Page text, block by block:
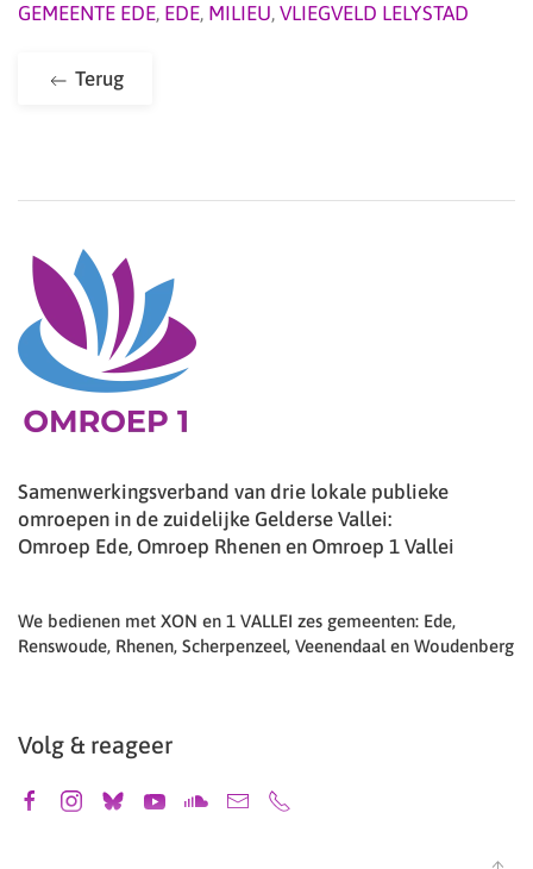
GEMEENTE EDE, EDE, MILIEU, VLIEGVELD LELYSTAD
Terug
Samenwerkingsverband van drie lokale publieke
omroepen in de zuidelijke Gelderse Vallei:
Omroep Ede, Omroep Rhenen en Omroep 1 Vallei
We bedienen met XON en 1 VALLEI zes gemeenten: Ede,
Renswoude, Rhenen, Scherpenzeel, Veenendaal en Woudenberg
Volg & reageer